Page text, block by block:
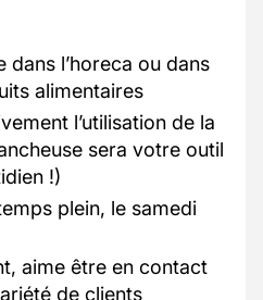
dans l’horeca ou dans
alimentaires
l’utilisation de la
sera votre outil
!)
plein, le samedi
aime être en contact
de clients